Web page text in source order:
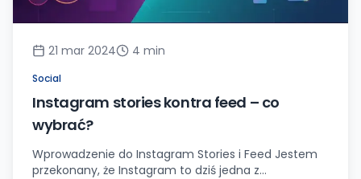
21 mar 2024 4 min
Social
Instagram stories kontra feed – co
wybrać?
Wprowadzenie do Instagram Stories i Feed Jestem
przekonany, że Instagram to dziś jedna z